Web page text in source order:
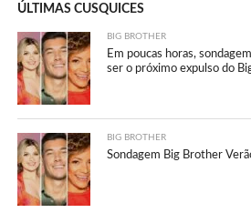
ÚLTIMAS CUSQUICES
BIG BROTHER
Em poucas horas,
ser o próximo expulso do
BIG BROTHER
Sondagem Big Brother